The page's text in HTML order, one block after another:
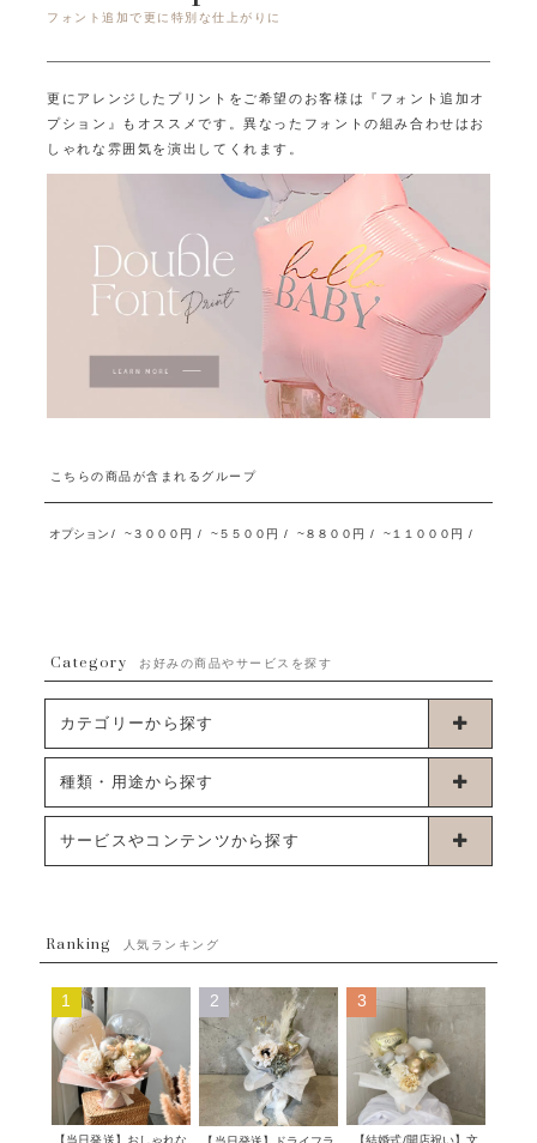
フォント追加で更に特別な仕上がりに
更にアレンジしたプリントをご希望のお客様は『フォント追加オ
プション』もオススメです。異なったフォントの組み合わせはお
しゃれな雰囲気を演出してくれます。
こちらの商品が含まれるグループ
オプション / ~３０００円 / ~５５００円 / ~８８００円 / ~１１０００円 /
Category お好みの商品やサービスを探す
カテゴリーから探す
卓上タイプバルーン
ブーケタイプバルーン
ムーンリットバルーン
コンフェッティバルーン
フリンジバルーン
デコレーションセット
種類・用途から探す
お誕生日
開店・周年祝い
発表会・劇場
その他お祝い
サービスやコンテンツから探す
発送について
Q&A
メッセージカード・電報について
オーダーメイドについて
セミオーダーについて
Ranking 人気ランキング
1 2 3